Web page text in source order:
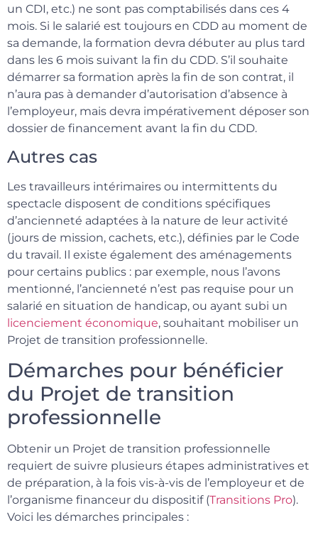
un CDI, etc.) ne sont pas comptabilisés dans ces 4
mois. Si le salarié est toujours en CDD au moment de
sa demande, la formation devra débuter au plus tard
dans les 6 mois suivant la fin du CDD. S’il souhaite
démarrer sa formation après la fin de son contrat, il
n’aura pas à demander d’autorisation d’absence à
l’employeur, mais devra impérativement déposer son
dossier de financement avant la fin du CDD.
Autres cas
Les travailleurs intérimaires ou intermittents du
spectacle disposent de conditions spécifiques
d’ancienneté adaptées à la nature de leur activité
(jours de mission, cachets, etc.), définies par le Code
du travail. Il existe également des aménagements
pour certains publics : par exemple, nous l’avons
mentionné, l’ancienneté n’est pas requise pour un
salarié en situation de handicap, ou ayant subi un
licenciement économique, souhaitant mobiliser un
Projet de transition professionnelle.
Démarches pour bénéficier
du Projet de transition
professionnelle
Obtenir un Projet de transition professionnelle
requiert de suivre plusieurs étapes administratives et
de préparation, à la fois vis-à-vis de l’employeur et de
l’organisme financeur du dispositif (Transitions Pro).
Voici les démarches principales :